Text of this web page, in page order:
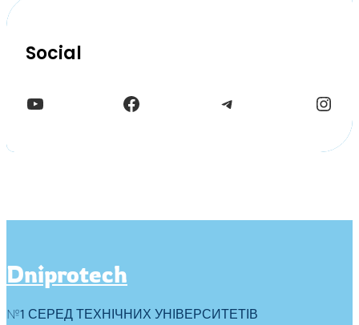
Social
YouTube Facebook Telegram Instagram
Dniprotech
№1 СЕРЕД ТЕХНІЧНИХ УНІВЕРСИТЕТІВ